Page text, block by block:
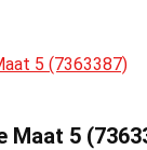
Maat 5